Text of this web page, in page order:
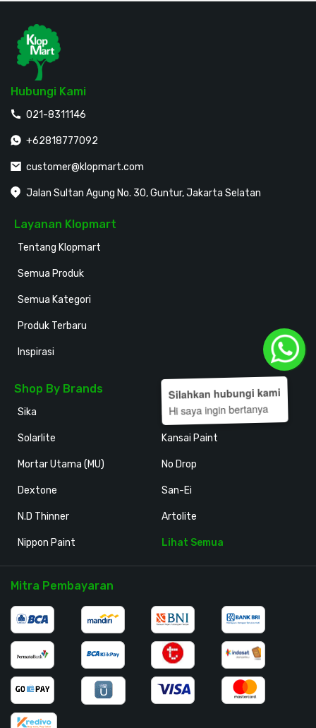
Hubungi Kami
021-8311146
+62818777092
customer@klopmart.com
Jalan Sultan Agung No. 30, Guntur, Jakarta Selatan
Layanan Klopmart
Tentang Klopmart
Semua Produk
Semua Kategori
Produk Terbaru
Inspirasi
Shop By Brands
Sika
Solarlite
Mortar Utama (MU)
Dextone
N.D Thinner
Nippon Paint
Holodeck
Kansai Paint
No Drop
San-Ei
Artolite
Lihat Semua
Mitra Pembayaran
Silahkan hubungi kami
Hi saya ingin bertanya